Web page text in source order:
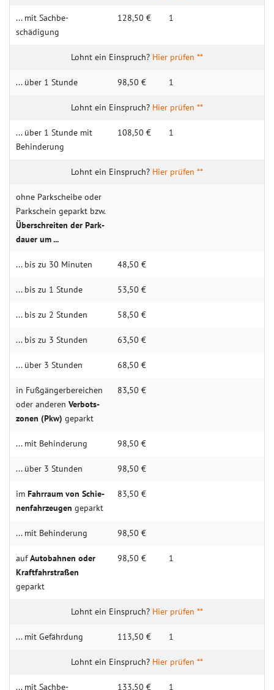
... mit Sachbe­
schädigung
128,50 € 1
Hier prüfen **
... über 1 Stunde 98,50 € 1
Hier prüfen **
... über 1 Stunde mit
Behin­­derung
108,50 € 1
Hier prüfen **
ohne Park­­scheibe oder
Park­­schein geparkt bzw.
Über­­schreiten der Park­­
dauer um ...
... bis zu 30 Mi­nu­ten 48,50 €
... bis zu 1 Stun­de 53,50 €
... bis zu 2 Stun­den 58,50 €
... bis zu 3 Stun­den 63,50 €
... über 3 Stun­den 68,50 €
in Fuß­­gänger­­­berei­­chen
oder anderen Verbots­­­
zonen (Pkw) geparkt
83,50 €
... mit Behin­derung 98,50 €
... über 3 Stunden 98,50 €
im Fahr­­raum von Schie­­
nen­fahr­­zeugen geparkt
83,50 €
... mit Behin­derung 98,50 €
aufAuto­­­bahnen oder
Kraft­­fahr­­­straßen
geparkt
98,50 € 1
Hier prüfen **
... mit Gefähr­dung 113,50 € 1
Hier prüfen **
... mit Sachbe­
133,50 € 1